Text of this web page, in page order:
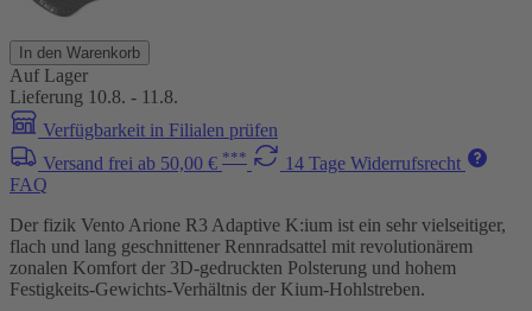
In den Warenkorb
Auf Lager
Lieferung 10.8. - 11.8.
Verfügbarkeit in Filialen prüfen
Versand frei ab 50,00 € ***
14 Tage Widerrufsrecht
FAQ
Der fizik Vento Arione R3 Adaptive K:ium ist ein sehr vielseitiger,
flach und lang geschnittener Rennradsattel mit revolutionärem
zonalen Komfort der 3D-gedruckten Polsterung und hohem
Festigkeits-Gewichts-Verhältnis der Kium-Hohlstreben.